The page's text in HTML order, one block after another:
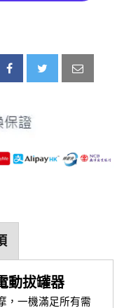
動拔罐器
，一機滿足所有需